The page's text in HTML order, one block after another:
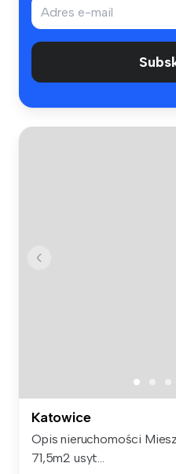
Katowice
Opis nieruchomości
71,5m2 usyt...